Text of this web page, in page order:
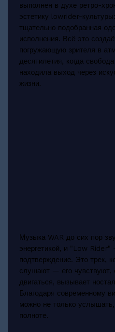
выполнен в духе ретро-
эстетику lowrider-
тщательно подобранная
исполнения. Всё это
погружающую зрителя в
десятилетия, когда
находила выход через
жизни.
Музыка WAR до сих пор
энергетикой, и "Low
подтверждение. Это трек,
слушают — его чувствуют,
двигаться, вызывает
Благодаря современному
можно не только
полноте.